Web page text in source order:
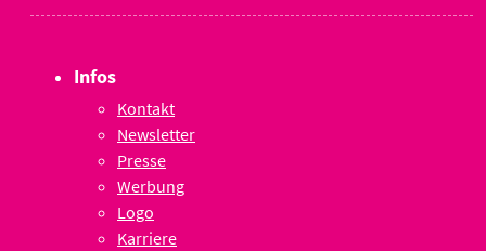
Infos
Kontakt
Newsletter
Presse
Werbung
Logo
Karriere